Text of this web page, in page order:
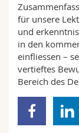
für unsere
und
in den
einfliessen –
vertieftes
Bereich des